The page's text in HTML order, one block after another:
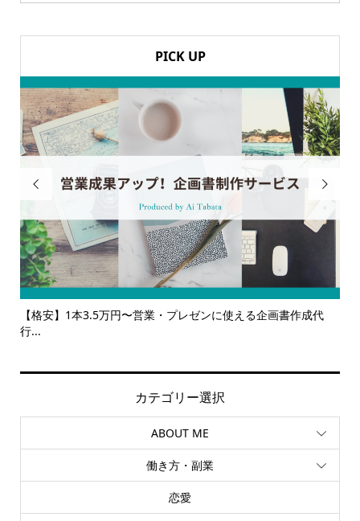
PICK UP

書作成代
【サービス一覧】広報・企画・デザインの単発依頼から

カテゴリー選択
ABOUT ME
働き方・副業
恋愛